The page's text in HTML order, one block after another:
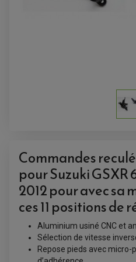
BAGAGERIE
BAGAGERIE SOUPLE
ACCESSOIRE GPS,
ACCESSOIRES QUAD
ACCESSOIRES ANODISES
BOUCHON DE RÉSERVOIR
POIGNÉE QUAD
PROTÈGE-MAINS
PONTETS / REHAUSSES DE
REPOSE PIED QUAD
BAGAGERIE / TREUIL /
COFFRE / TOP CASE QUAD
TREUIL ET ATTELAGE QUAD-
ÉCHAPPEMENT QUAD
ÉQUIPEMENT
ACCESSOIRES ÉLECTRIQUE
PLAQUE PHARE
DÉMARREUR
Commandes
pour Suzuki GSXR
2012 pour avec sa
ces 11 positions de
Aluminium usiné CNC et
Sélection de vitesse
Repose pieds avec